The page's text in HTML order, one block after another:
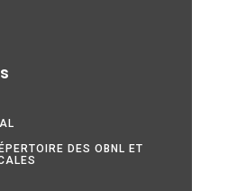
DES OBNL ET